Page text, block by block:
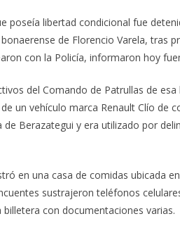
poseía libertad condicional fue
de Florencio Varela, tras
con la Policía, informaron hoy
del Comando de Patrullas de
un vehículo marca Renault Clío de
de Berazategui y era utilizado por
en una casa de comidas ubicada
sustrajeron teléfonos
con documentaciones varias.